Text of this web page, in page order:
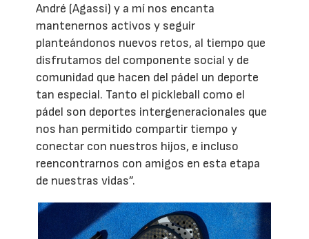
André (Agassi) y a mí nos encanta
mantenernos activos y seguir
planteándonos nuevos retos, al tiempo que
disfrutamos del componente social y de
comunidad que hacen del pádel un deporte
tan especial. Tanto el pickleball como el
pádel son deportes intergeneracionales que
nos han permitido compartir tiempo y
conectar con nuestros hijos, e incluso
reencontrarnos con amigos en esta etapa
de nuestras vidas”.